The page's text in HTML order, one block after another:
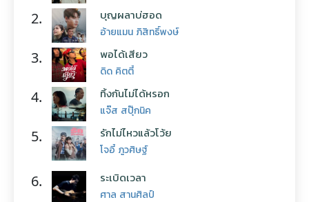
2. บุญผลาบ่ฮอด
อ้ายแมน ภิสิทธิ์พงษ์
3. พอได้เสียว
ดิด คิตตี้
4. ทิ้งกันไม่ได้หรอก
แจ๊ส สปุ๊กนิค
5. รักไม่ไหวแล้วโว้ย
โจอี้ ภูวศิษฐ์
6. ระเบิดเวลา
ศาล สานศิลป์